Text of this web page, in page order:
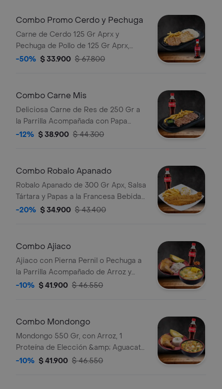
Combo Promo Cerdo y Pechuga
Carne de Cerdo 125 Gr Aprx y
Pechuga de Pollo de 125 Gr Aprx,
Acompañadas de Papas Fritas y Una
-50% $ 33.900 $ 67.800
Combo Carne Mis
Deliciosa Carne de Res de 250 Gr a
la Parrilla Acompañada con Papa
Francesa Bebida
-12% $ 38.900 $ 44.300
Combo Robalo Apanado
Robalo Apanado de 300 Gr Apx, Salsa
Tártara y Papas a la Francesa Bebida
a Elección
-20% $ 34.900 $ 43.400
Combo Ajiaco
Ajiaco con Pierna Pernil o Pechuga a
la Parrilla Acompañado de Arroz y
Aguacate. Cocacola
-10% $ 41.900 $ 46.550
Combo Mondongo
Mondongo 550 Gr, con Arroz, 1
Proteína de Elección &amp; Aguacate
Coca-cola
-10% $ 41.900 $ 46.550